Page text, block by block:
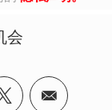
会
Facebook
分享到Twitter
分享到